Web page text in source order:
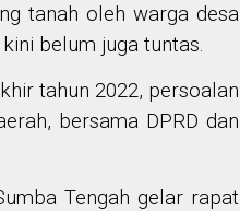
tanah oleh warga desa
belum juga tuntas.
tahun 2022, persoalan
bersama DPRD dan
Tengah gelar rapat